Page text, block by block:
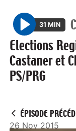
P
l
a
y
31 MIN
Elections
Castaner et
PS/PRG
ÉPISODE
26 Nov 2015